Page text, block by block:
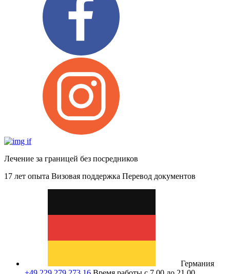
Лечение за границей без посредников
17 лет опыта Визовая поддержка Перевод документов
Германия